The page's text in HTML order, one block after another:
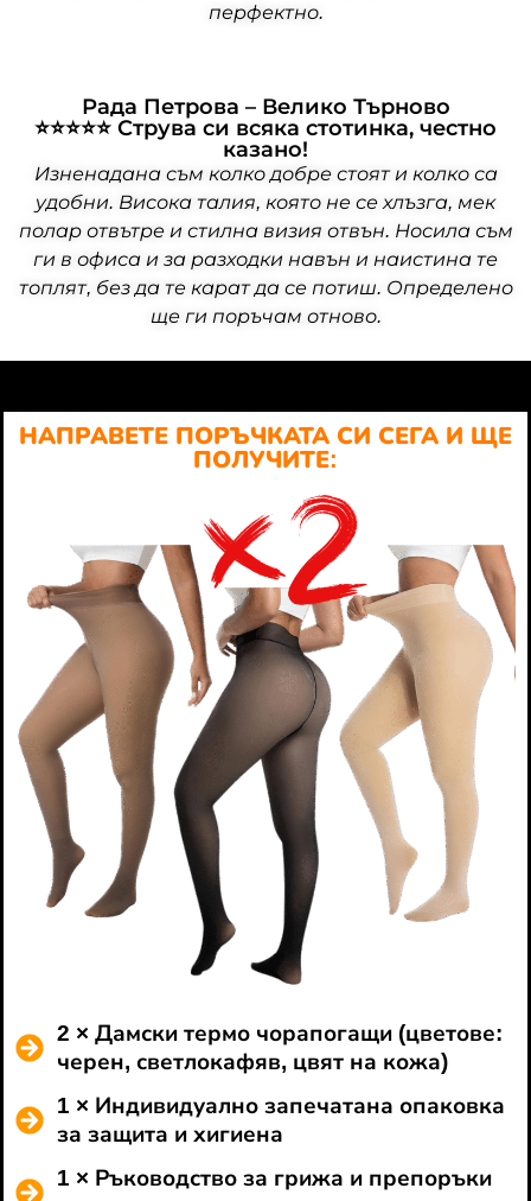
перфектно.
Рада Петровa – Велико Търново
⭐⭐⭐⭐⭐ Струва си всяка стотинка, честно
казано!
Изненадана съм колко добре стоят и колко са
удобни. Висока талия, която не се хлъзга, мек
полар отвътре и стилна визия отвън. Носила съм
ги в офиса и за разходки навън и наистина те
топлят, без да те карат да се потиш. Определено
ще ги поръчам отново.
НАПРАВЕТЕ ПОРЪЧКАТА СИ СЕГА И ЩЕ
ПОЛУЧИТЕ:
2 × Дамски термо чорапогащи (цветове:
черен, светлокафяв, цвят на кожа)
1 × Индивидуално запечатана опаковка
за защита и хигиена
1 × Ръководство за грижа и препоръки